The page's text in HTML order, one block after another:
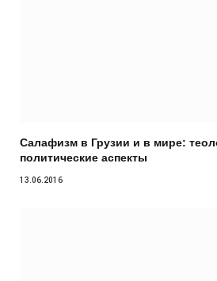
Салафизм в Грузии и в мире:
политические аспекты
13.06.2016